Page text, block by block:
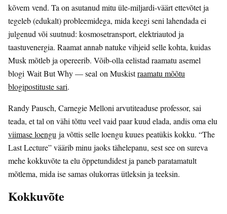
kõvem vend. Ta on asutanud mitu üle-miljardi-väärt ettevõtet ja
tegeleb (edukalt) probleemidega, mida keegi seni lahendada ei
julgenud või suutnud: kosmosetransport, elektriautod ja
taastuvenergia. Raamat annab natuke vihjeid selle kohta, kuidas
Musk mõtleb ja opereerib. Võib-olla eelistad raamatu asemel
blogi Wait But Why — seal on Muskistraamatu mõõtu
blogipostituste sari.
Randy Pausch, Carnegie Melloni arvutiteaduse professor, sai
teada, et tal on vähi tõttu veel vaid paar kuud elada, andis oma elu
viimase loengu ja võttis selle loengu kuues peatükis kokku. “The
Last Lecture” väärib minu jaoks tähelepanu, sest see on sureva
mehe kokkuvõte ta elu õppetundidest ja paneb paratamatult
mõtlema, mida ise samas olukorras ütleksin ja teeksin.
Kokkuvõte